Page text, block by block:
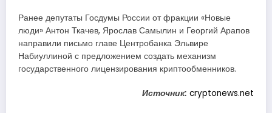
Ранее депутаты Госдумы России от фракции «Новые
люди» Антон Ткачев, Ярослав Самылин и Георгий Арапов
направили письмо главе Центробанка Эльвире
Набиуллиной с предложением создать механизм
государственного лицензирования криптообменников.
Источник: cryptonews.net